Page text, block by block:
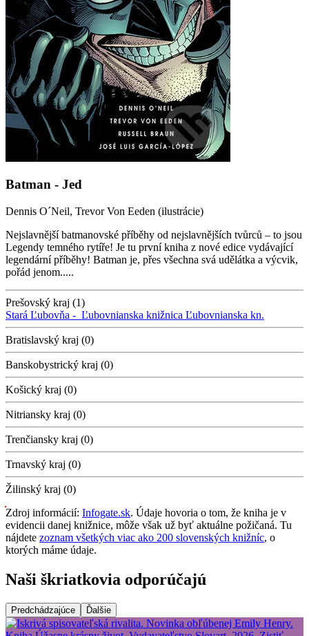
Batman - Jed
Dennis O´Neil, Trevor Von Eeden (ilustrácie)
Nejslavnější batmanovské příběhy od nejslavnějších tvůrců – to jsou
Legendy temného rytíře! Je tu první kniha z nové edice vydávající
legendární příběhy! Batman je, přes všechna svá udělátka a výcvik,
pořád jenom.....
Prešovský kraj (1)
Stará Ľubovňa - Ľubovnianska knižnica Ľubovnianska kn.
Bratislavský kraj (0)
Banskobystrický kraj (0)
Košický kraj (0)
Nitriansky kraj (0)
Trenčiansky kraj (0)
Trnavský kraj (0)
Žilinský kraj (0)
Zdroj informácií: Infogate.sk. Údaje hovoria o tom, že kniha je v
evidencii danej knižnice, môže však už byť aktuálne požičaná. Tu
nájdete zoznam všetkých viac ako 200 slovenských knižníc, o
ktorých máme údaje.
Naši škriatkovia odporúčajú
Predchádzajúce Ďalšie